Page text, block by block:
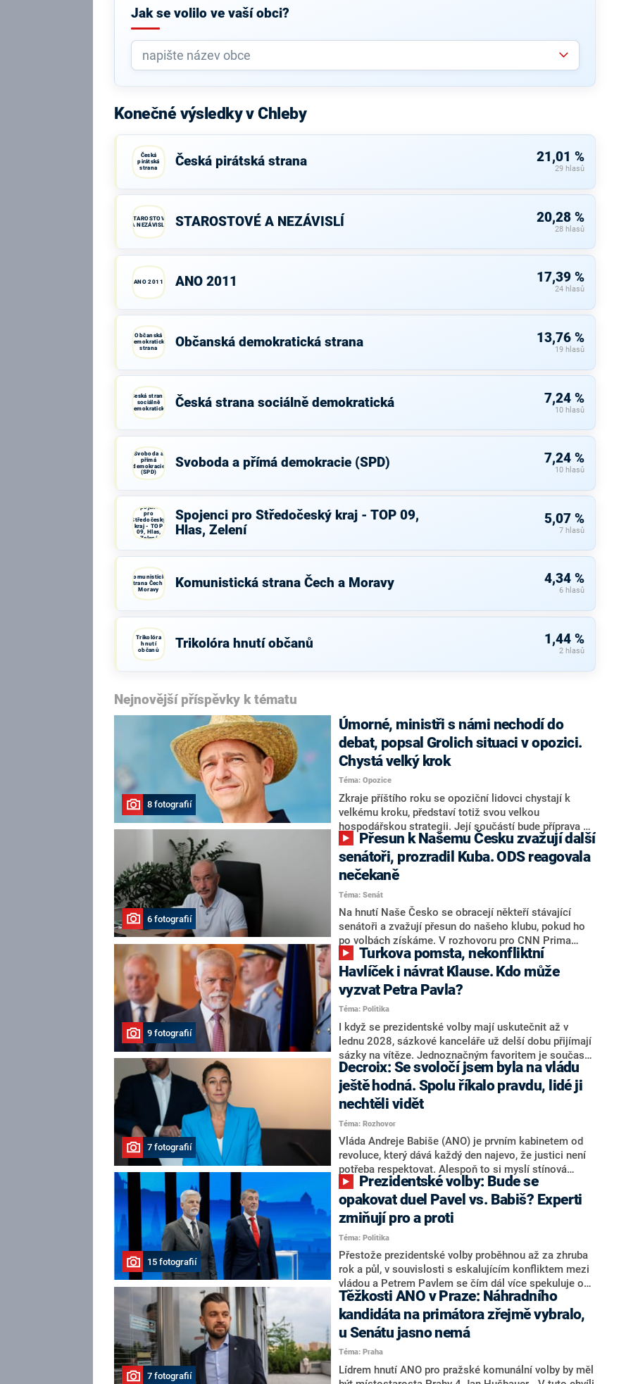
Jak se volilo ve vaší obci?
Konečné výsledky v Chleby
Česká
pirátská
strana
Česká pirátská strana 21,01 %
29 hlasů
STAROSTOVÉ
A NEZÁVISLÍ
STAROSTOVÉ A NEZÁVISLÍ 20,28 %
28 hlasů
ANO 2011 ANO 2011 17,39 %
24 hlasů
Občanská
demokratická
strana
Občanská demokratická strana 13,76 %
19 hlasů
Česká strana
sociálně
demokratická
Česká strana sociálně demokratická 7,24 %
10 hlasů
Svoboda a
přímá
demokracie
(SPD)
Svoboda a přímá demokracie (SPD) 7,24 %
10 hlasů
Spojenci
pro
Středočeský
kraj - TOP
09, Hlas,
Zelení
Spojenci pro Středočeský kraj - TOP 09,
Hlas, Zelení
5,07 %
7 hlasů
Komunistická
strana Čech a
Moravy
Komunistická strana Čech a Moravy 4,34 %
6 hlasů
Trikolóra
hnutí
občanů
Trikolóra hnutí občanů 1,44 %
2 hlasů
Nejnovější příspěvky k tématu
8 fotografií
Úmorné, ministři s námi nechodí do
debat, popsal Grolich situaci v opozici.
Chystá velký krok
Téma: Opozice
Zkraje příštího roku se opoziční lidovci chystají k
velkému kroku, představí totiž svou velkou
hospodářskou strategii. Její součástí bude příprava na
stárnutí populace, řekl ve středu na setkání s novináři
nový předseda lidovců Jan Grolich. Ten zároveň v
senátních volbách kandiduje ve Vyškově. Popsal i
aktivitu opozice, o níž vládní strany nebo političtí
komentátoři mluví jako o slabé a v defenzivě. „Je to
úmorná práce upozorňovat na chyby vlády. Ministři s
námi navíc nechodí do debat. Chceme ale ukazovat
svoje témata,“ odpověděl Grolich na dotaz CNN Prima
NEWS.
6 fotografií
senátoři, prozradil Kuba. ODS reagovala
nečekaně
Téma: Senát
Na hnutí Naše Česko se obracejí někteří stávající
senátoři a zvažují přesun do našeho klubu, pokud ho
po volbách získáme. V rozhovoru pro CNN Prima
NEWS to řekl zakladatel hnutí a jihočeský hejtman
Martin Kuba. Konkrétní nebyl, ale získat by takto mohl
například senátora Zdeňka Hrabu, který je dnes
součástí klubu ODS a TOP 09. Hraba to na dotaz
redakce nevyloučil. Předseda klubu senátorů ODS
Zdeněk Nytra redakci řekl, že počítá s odchodem
některých senátorů z klubu a že Naše Česko není
nepřítel, ale soupeř.
9 fotografií
Havlíček i návrat Klause. Kdo může
vyzvat Petra Pavla?
Téma: Politika
I když se prezidentské volby mají uskutečnit až v
lednu 2028, sázkové kanceláře už delší dobu přijímají
sázky na vítěze. Jednoznačným favoritem je současná
hlava státu Petr Pavel. Daleko za ním pak bookmakeři
zmiňují dva výrazné politiky ANO, tedy premiéra
Andreje Babiše a ministra průmyslu Karla Havlíčka.
Oblíbeným tipem samotných sázkařů je poslanec za
Motoristy Filip Turek. Politolog Jan Kubáček nicméně
o případné kandidatuře kohokoliv ze zmíněné trojice
značně pochybuje. Podle něj současná koalice dosud
nemá osobu, která by Pavlovi mohla konkurovat.
7 fotografií
Decroix: Se svoločí jsem byla na vládu
ještě hodná. Spolu říkalo pravdu, lidé ji
nechtěli vidět
Téma: Rozhovor
Vláda Andreje Babiše (ANO) je prvním kabinetem od
revoluce, který dává každý den najevo, že justici není
potřeba respektovat. Alespoň to si myslí stínová
ministryně spravedlnosti ODS Eva Decroix. V
rozhovoru pro CNN Prima NEWS si nebrala servítky
ohledně politického výkonu svého nástupce Jeronýma
Tejce (za ANO) či vládní zmocněnkyně pro lidská
práva Taťány Malé (ANO). Označením „svoloč“ na
adresu vlády prý byla ještě hodná. Decroix se také
vrátila k volební porážce koalice Spolu či promluvila o
hnutí Naše Česko Martina Kuby.
15 fotografií
opakovat duel Pavel vs. Babiš? Experti
zmiňují pro a proti
Téma: Politika
Přestože prezidentské volby proběhnou až za zhruba
rok a půl, v souvislosti s eskalujícím konfliktem mezi
vládou a Petrem Pavlem se čím dál více spekuluje o
tom, koho by do bitvy o Hrad mohla vyslat současná
koalice. Někteří političtí komentátoři znovu vytahují
jméno premiéra Andreje Babiše (ANO). Jak moc je
pravděpodobné, že se v prezidentských volbách 2028
bude znovu opakovat souboj z roku 2023?
7 fotografií
Těžkosti ANO v Praze: Náhradního
kandidáta na primátora zřejmě vybralo,
u Senátu jasno nemá
Téma: Praha
Lídrem hnutí ANO pro pražské komunální volby by měl